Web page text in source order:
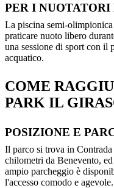
PER I
La piscina semi-
praticare nuoto libero
una sessione di sport con il
acquatico.
COME
PARK IL
POSIZIONE E
Il parco si trova in
chilometri da Benevento,
ampio parcheggio è
l'accesso comodo e agevole.